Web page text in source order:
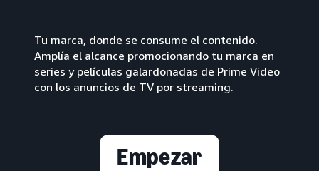
Tu marca, donde se consume el contenido.
Amplía el alcance promocionando tu marca en
series y películas galardonadas de Prime Video
con los anuncios de TV por streaming.
Empezar